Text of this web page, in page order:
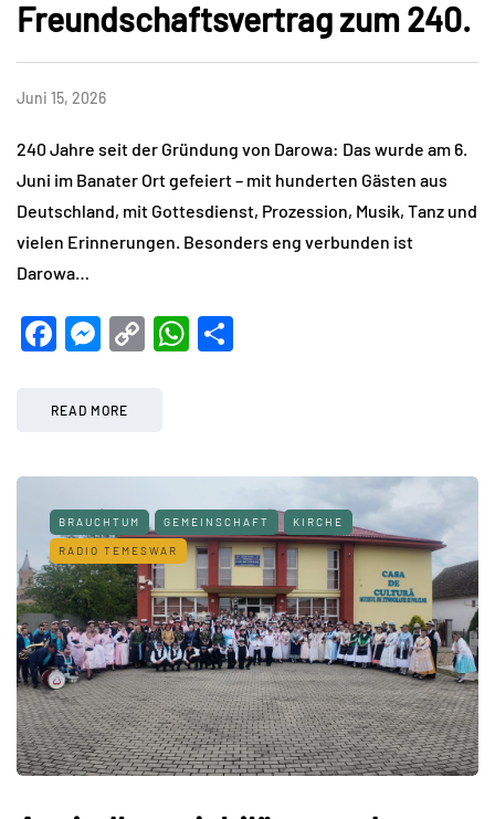
Freundschaftsvertrag zum 240.
Juni 15, 2026
240 Jahre seit der Gründung von Darowa: Das wurde am 6.
Juni im Banater Ort gefeiert – mit hunderten Gästen aus
Deutschland, mit Gottesdienst, Prozession, Musik, Tanz und
vielen Erinnerungen. Besonders eng verbunden ist
Darowa…
Facebook
Messenger
CopyWhatsApp
READ MORE
BRAUCHTUM GEMEINSCHAFT KIRCHE
RADIO TEMESWAR